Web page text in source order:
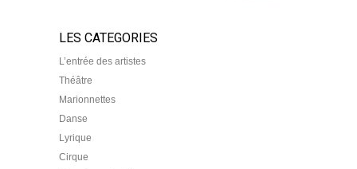
LES CATEGORIES
L’entrée des artistes
Théâtre
Marionnettes
Danse
Lyrique
Cirque